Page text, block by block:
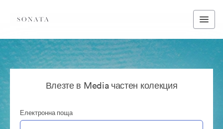
Влезте в Media частен колекция
Електронна поща